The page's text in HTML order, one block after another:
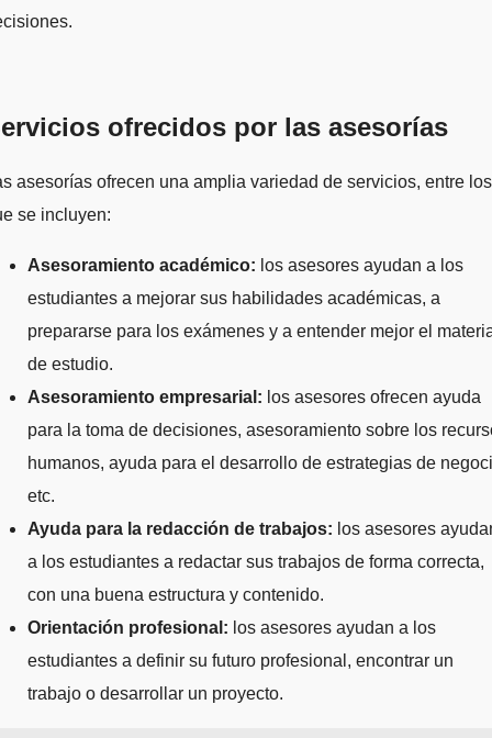
ofrecidos por las asesorías
asesorías ofrecen una amplia variedad de servicios, entre los
se incluyen:
Asesoramiento académico: los asesores ayudan a los
estudiantes a mejorar sus habilidades académicas, a
prepararse para los exámenes y a entender mejor el
de estudio.
Asesoramiento empresarial: los asesores ofrecen ayuda
para la toma de decisiones, asesoramiento sobre los
humanos, ayuda para el desarrollo de estrategias de
etc.
Ayuda para la redacción de trabajos: los asesores
a los estudiantes a redactar sus trabajos de forma correcta,
con una buena estructura y contenido.
Orientación profesional: los asesores ayudan a los
estudiantes a definir su futuro profesional, encontrar un
trabajo o desarrollar un proyecto.